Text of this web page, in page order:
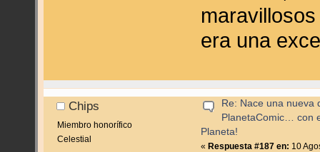
era una
Chips
Miembro honorífico
Celestial
Re: Nace una nueva
PlanetaComic… con
Planeta!
« Respuesta #187 en: 10